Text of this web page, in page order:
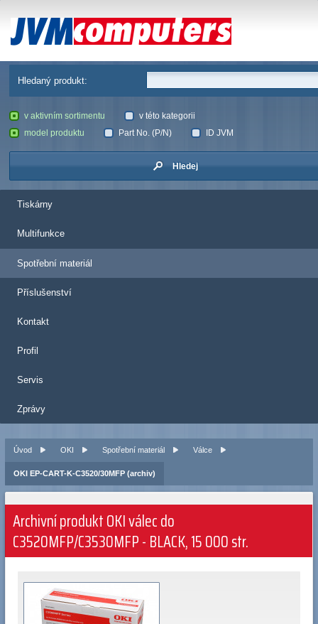
JVM Computers
Hledaný produkt:
v aktivním sortimentu
v této kategorii
model produktu
Part No. (P/N) ID JVM
Hledej
Tiskárny
Multifunkce
Spotřební materiál
Příslušenství
Kontakt
Profil
Servis
Zprávy
Úvod OKI Spotřební materiál Válce
OKI EP-CART-K-C3520/30MFP (archiv)
Archivní produkt OKI válec do
C3520MFP/C3530MFP - BLACK, 15 000 str.